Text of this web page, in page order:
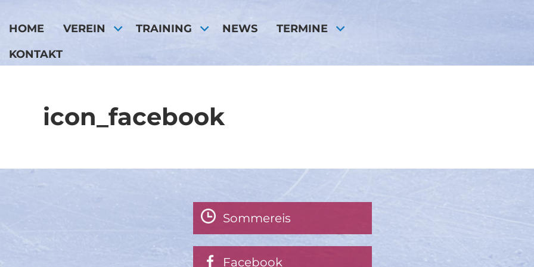
HOME VEREIN TRAINING NEWS TERMINE
KONTAKT
icon_facebook
Sommereis
Facebook